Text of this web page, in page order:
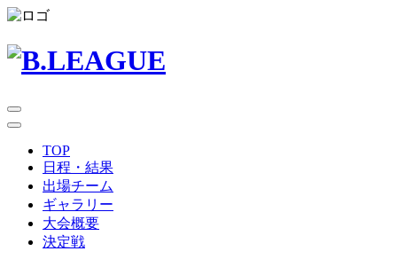
TOP
日程・結果
出場チーム
ギャラリー
大会概要
決定戦